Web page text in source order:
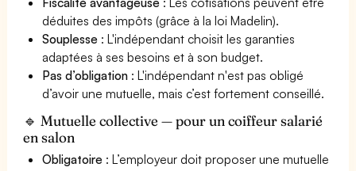
déduites des impôts (grâce à la loi Madelin).
Souplesse : L'indépendant choisit les garanties
adaptées à ses besoins et à son budget.
Pas d’obligation : L'indépendant n'est pas obligé
d’avoir une mutuelle, mais c’est fortement conseillé.
🔹 Mutuelle collective — pour un coiffeur salarié
en salon
Obligatoire : L’employeur doit proposer une mutuelle